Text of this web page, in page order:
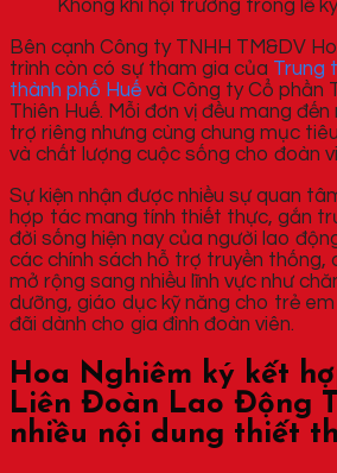
Không khí hội trường trong lễ
Bên cạnh Công ty TNHH TM&DV
trình còn có sự tham gia của Trung
thành phố Huế và Công ty Cổ phần
Thiên Huế. Mỗi đơn vị đều mang
trợ riêng nhưng cùng chung mục
và chất lượng cuộc sống cho đoàn
Sự kiện nhận được nhiều sự quan
hợp tác mang tính thiết thực, gắn
đời sống hiện nay của người lao
các chính sách hỗ trợ truyền thống,
mở rộng sang nhiều lĩnh vực như
dưỡng, giáo dục kỹ năng cho trẻ
đãi dành cho gia đình đoàn viên.
Hoa Nghiêm ký kết
Liên Đoàn Lao Động
nhiều nội dung thiết